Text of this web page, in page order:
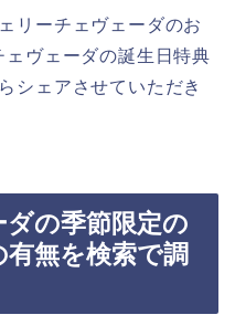
リーチェヴェーダのお
ヴェーダの誕生日特典
シェアさせていただき
の季節限定の
無を検索で調